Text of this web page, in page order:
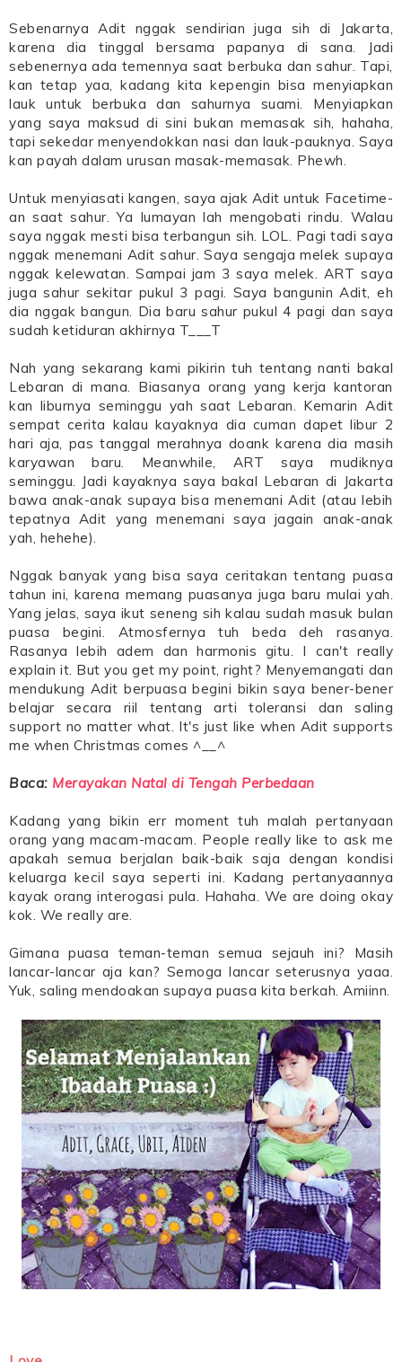
Sebenarnya Adit nggak sendirian juga sih di Jakarta,
karena dia tinggal bersama papanya di sana. Jadi
sebenernya ada temennya saat berbuka dan sahur. Tapi,
kan tetap yaa, kadang kita kepengin bisa menyiapkan
lauk untuk berbuka dan sahurnya suami. Menyiapkan
yang saya maksud di sini bukan memasak sih, hahaha,
tapi sekedar menyendokkan nasi dan lauk-pauknya. Saya
kan payah dalam urusan masak-memasak. Phewh.
Untuk menyiasati kangen, saya ajak Adit untuk Facetime-
an saat sahur. Ya lumayan lah mengobati rindu. Walau
saya nggak mesti bisa terbangun sih. LOL. Pagi tadi saya
nggak menemani Adit sahur. Saya sengaja melek supaya
nggak kelewatan. Sampai jam 3 saya melek. ART saya
juga sahur sekitar pukul 3 pagi. Saya bangunin Adit, eh
dia nggak bangun. Dia baru sahur pukul 4 pagi dan saya
sudah ketiduran akhirnya T___T
Nah yang sekarang kami pikirin tuh tentang nanti bakal
Lebaran di mana. Biasanya orang yang kerja kantoran
kan liburnya seminggu yah saat Lebaran. Kemarin Adit
sempat cerita kalau kayaknya dia cuman dapet libur 2
hari aja, pas tanggal merahnya doank karena dia masih
karyawan baru. Meanwhile, ART saya mudiknya
seminggu. Jadi kayaknya saya bakal Lebaran di Jakarta
bawa anak-anak supaya bisa menemani Adit (atau lebih
tepatnya Adit yang menemani saya jagain anak-anak
yah, hehehe).
Nggak banyak yang bisa saya ceritakan tentang puasa
tahun ini, karena memang puasanya juga baru mulai yah.
Yang jelas, saya ikut seneng sih kalau sudah masuk bulan
puasa begini. Atmosfernya tuh beda deh rasanya.
Rasanya lebih adem dan harmonis gitu. I can't really
explain it. But you get my point, right? Menyemangati dan
mendukung Adit berpuasa begini bikin saya bener-bener
belajar secara riil tentang arti toleransi dan saling
support no matter what. It's just like when Adit supports
me when Christmas comes ^__^
Baca: Merayakan Natal di Tengah Perbedaan
Kadang yang bikin err moment tuh malah pertanyaan
orang yang macam-macam. People really like to ask me
apakah semua berjalan baik-baik saja dengan kondisi
keluarga kecil saya seperti ini. Kadang pertanyaannya
kayak orang interogasi pula. Hahaha. We are doing okay
kok. We really are.
Gimana puasa teman-teman semua sejauh ini? Masih
lancar-lancar aja kan? Semoga lancar seterusnya yaaa.
Yuk, saling mendoakan supaya puasa kita berkah. Amiinn.